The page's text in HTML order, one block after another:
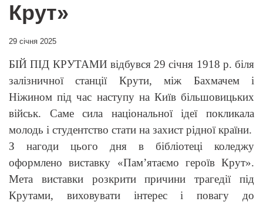
Крут»
29 січня 2025
БІЙ ПІД КРУТАМИ відбувся 29 січня 1918 р. біля
залізничної станції Крути, між Бахмачем і
Ніжином під час наступу на Київ більшовицьких
військ. Саме сила національної ідеї покликала
молодь і студентство стати на захист рідної країни.
З нагоди цього дня в бібліотеці коледжу
оформлено виставку «Пам’ятаємо героїв Крут».
Мета виставки розкрити причини трагедії під
Крутами, виховувати інтерес і повагу до